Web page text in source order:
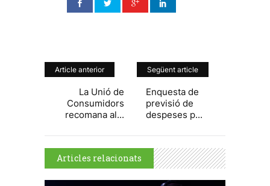
Article anterior
La Unió de
Consumidors
recomana al...
Següent article
Enquesta de
previsió de
despeses p...
Articles relacionats